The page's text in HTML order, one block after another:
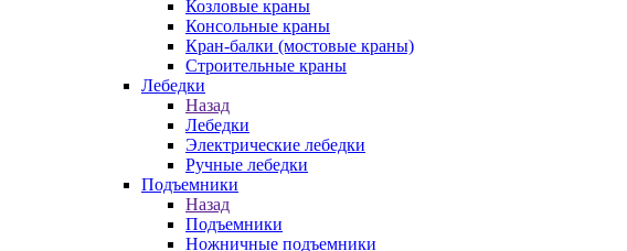
Козловые краны
Консольные краны
Кран-балки (мостовые краны)
Строительные краны
Лебедки
Назад
Лебедки
Электрические лебедки
Ручные лебедки
Подъемники
Назад
Подъемники
Ножничные подъемники